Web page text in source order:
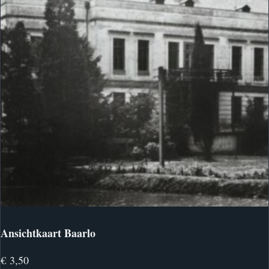
Ansichtkaart Baarlo
€ 3,50